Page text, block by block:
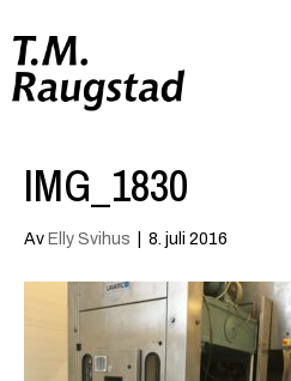
IMG_1830
Av Elly Svihus 8. juli 2016